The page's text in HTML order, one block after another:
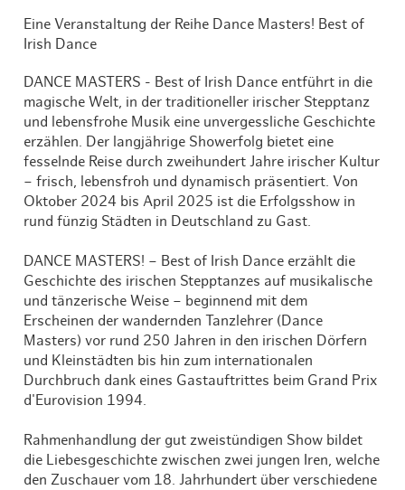
Eine Veranstaltung der Reihe Dance Masters! Best of
Irish Dance
DANCE MASTERS - Best of Irish Dance entführt in die
magische Welt, in der traditioneller irischer Stepptanz
und lebensfrohe Musik eine unvergessliche Geschichte
erzählen. Der langjährige Showerfolg bietet eine
fesselnde Reise durch zweihundert Jahre irischer Kultur
– frisch, lebensfroh und dynamisch präsentiert. Von
Oktober 2024 bis April 2025 ist die Erfolgsshow in
rund fünzig Städten in Deutschland zu Gast.
DANCE MASTERS! – Best of Irish Dance erzählt die
Geschichte des irischen Stepptanzes auf musikalische
und tänzerische Weise – beginnend mit dem
Erscheinen der wandernden Tanzlehrer (Dance
Masters) vor rund 250 Jahren in den irischen Dörfern
und Kleinstädten bis hin zum internationalen
Durchbruch dank eines Gastauftrittes beim Grand Prix
d'Eurovision 1994.
Rahmenhandlung der gut zweistündigen Show bildet
die Liebesgeschichte zwischen zwei jungen Iren, welche
den Zuschauer vom 18. Jahrhundert über verschiedene